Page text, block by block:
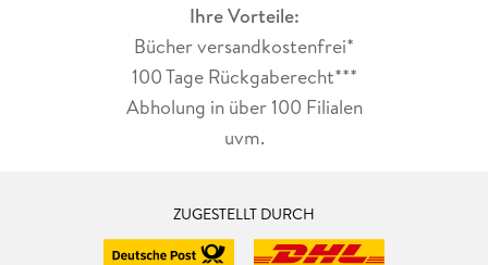
Ihre Vorteile:
Bücher versandkostenfrei*
100 Tage Rückgaberecht***
Abholung in über 100 Filialen
uvm.
ZUGESTELLT DURCH